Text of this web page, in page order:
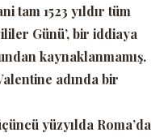
tam 1523 yıldır tüm
Günü’,bir iddiaya
kaynaklanmamış.
adında bir
yüzyılda Roma’da